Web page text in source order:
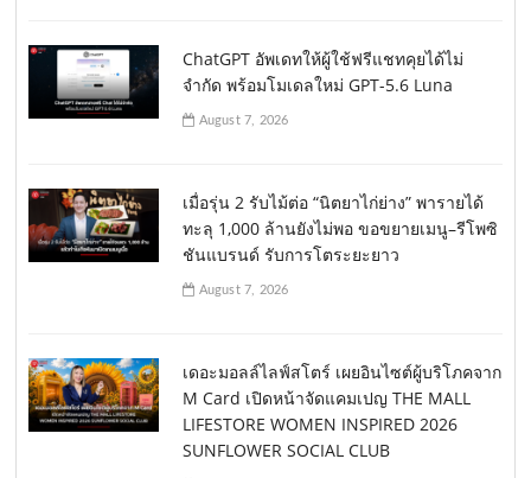
ChatGPT อัพเดทให้ผู้ใช้ฟรีแชทคุยได้ไม่
จำกัด พร้อมโมเดลใหม่ GPT-5.6 Luna
August 7, 2026
เมื่อรุ่น 2 รับไม้ต่อ “นิตยาไก่ย่าง” พารายได้
ทะลุ 1,000 ล้านยังไม่พอ ขอขยายเมนู–รีโพซิ
ชันแบรนด์ รับการโตระยะยาว
August 7, 2026
เดอะมอลล์ไลฟ์สโตร์ เผยอินไซต์ผู้บริโภคจาก
M Card เปิดหน้าจัดแคมเปญ THE MALL
LIFESTORE WOMEN INSPIRED 2026
SUNFLOWER SOCIAL CLUB